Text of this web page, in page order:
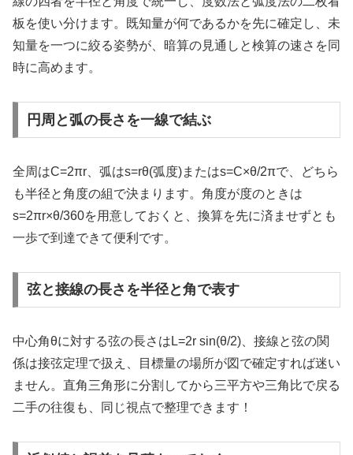
板を使い分けます。既知量が何であるかを先に確定し、未
知量を一つに絞る姿勢が、暗算の見通しと検算の速さを同
時に高めます。
円周と弧の長さを一線で結ぶ
全周はC=2πr、弧はs=rθ(弧度)またはs=C×θ/2πで、どちら
も半径と角度の組で決まります。角度が度のときは
s=2πr×θ/360を用意しておくと、換算を先に済ませずとも
一歩で到達できて便利です。
弦と接線の長さを半径と角で表す
中心角θに対する弦の長さはL=2r sin(θ/2)、接線と弦の関
係は接弦定理で扱え、目標量の場所が図で確定すれば迷い
ません。直角三角形に分割してから三平方や三角比で戻る
二手の往復も、同じ視点で整理できます！